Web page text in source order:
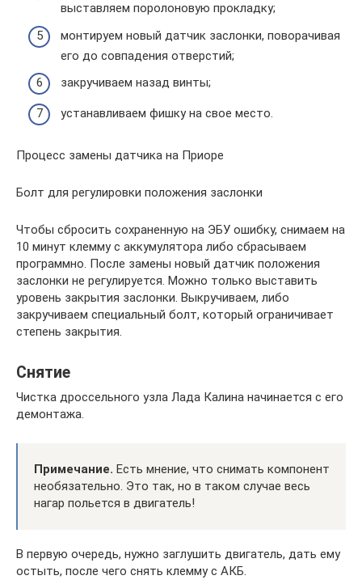
выставляем поролоновую прокладку;
монтируем новый датчик заслонки, поворачивая
его до совпадения отверстий;
закручиваем назад винты;
устанавливаем фишку на свое место.
Процесс замены датчика на Приоре
Болт для регулировки положения заслонки
Чтобы сбросить сохраненную на ЭБУ ошибку, снимаем на
10 минут клемму с аккумулятора либо сбрасываем
программно. После замены новый датчик положения
заслонки не регулируется. Можно только выставить
уровень закрытия заслонки. Выкручиваем, либо
закручиваем специальный болт, который ограничивает
степень закрытия.
Снятие
Чистка дроссельного узла Лада Калина начинается с его
демонтажа.
Примечание. Есть мнение, что снимать компонент
необязательно. Это так, но в таком случае весь
нагар польется в двигатель!
В первую очередь, нужно заглушить двигатель, дать ему
остыть, после чего снять клемму с АКБ.